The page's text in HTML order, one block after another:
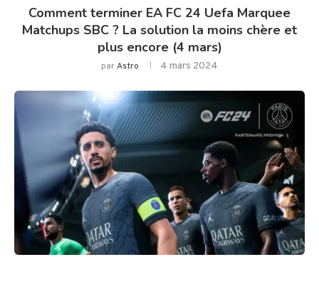
Comment terminer EA FC 24 Uefa Marquee
Matchups SBC ? La solution la moins chère et
plus encore (4 mars)
parAstro 4 mars 2024